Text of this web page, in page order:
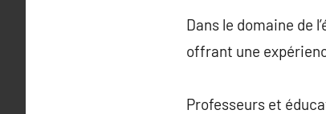
Dans le domaine de
offrant une
Professeurs et